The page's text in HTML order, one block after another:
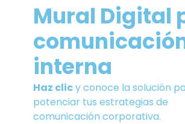
Mural Digital
interna
Haz clicy conoce la solución
potenciar tus estrategias de
comunicación corporativa.